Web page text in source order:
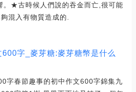
。★古時候人們說的吞金而亡,很可能
混入有物質造成的.
字_麥芽糖:麥芽糖幣是什么
字春節趣事的初中作文600字錦集九